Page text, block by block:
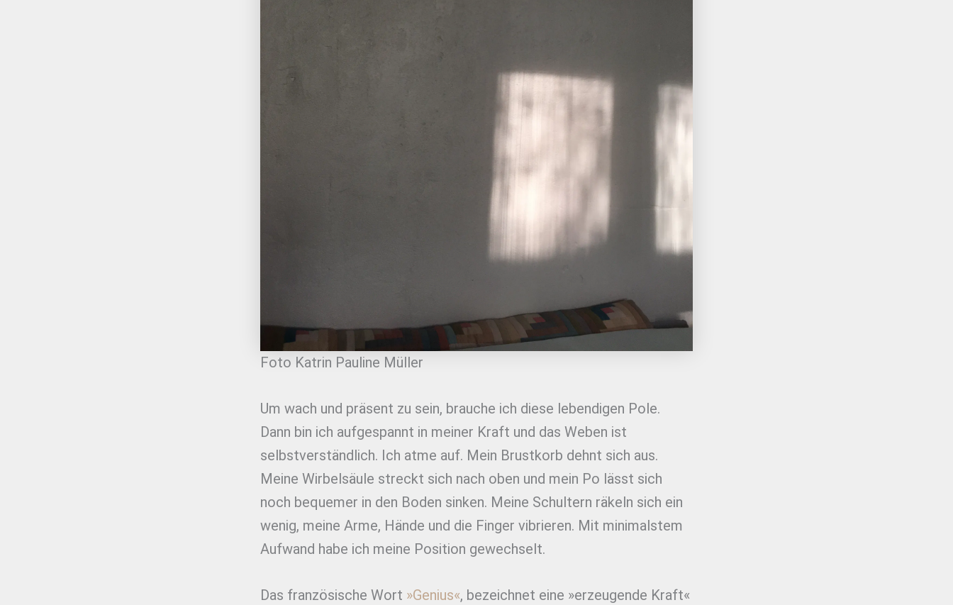
Foto Katrin Pauline Müller
Um wach und präsent zu sein, brauche ich diese lebendigen Pole.
Dann bin ich aufgespannt in meiner Kraft und das Weben ist
selbstverständlich. Ich atme auf. Mein Brustkorb dehnt sich aus.
Meine Wirbelsäule streckt sich nach oben und mein Po lässt sich
noch bequemer in den Boden sinken. Meine Schultern räkeln sich ein
wenig, meine Arme, Hände und die Finger vibrieren. Mit minimalstem
Aufwand habe ich meine Position gewechselt.
Das französische Wort »Genius«, bezeichnet eine »erzeugende Kraft«